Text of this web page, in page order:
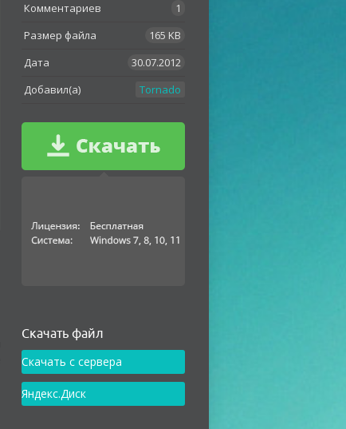
Комментариев
1
Размер файла
165 KB
Дата
30.07.2012
Добавил(а)
Tornado
Как установить
Скачать файл
Скачать с сервера
Яндекс.Диск